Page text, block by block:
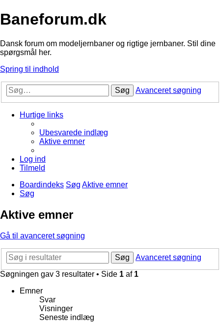
Baneforum.dk
Dansk forum om modeljernbaner og rigtige jernbaner. Stil dine
spørgsmål her.
Spring til indhold
Søg Avanceret søgning
Hurtige links
Ubesvarede indlæg
Aktive emner
Log ind
Tilmeld
Boardindeks Søg Aktive emner
Søg
Aktive emner
Gå til avanceret søgning
Søg
Avanceret søgning
Søgningen gav 3 resultater • Side 1 af 1
Emner
Svar
Visninger
Seneste indlæg